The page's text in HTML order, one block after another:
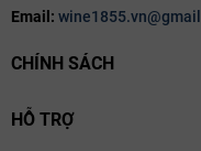
Email:
CHÍNH SÁCH
HỖ TRỢ